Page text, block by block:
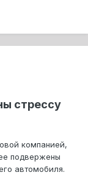
стрессу
компанией,
подвержены
автомобиля.